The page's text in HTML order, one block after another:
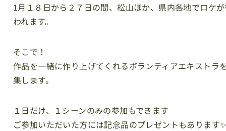
1月１８日から２７日の間、松山ほか、県内各地でロケ
われます。
そこで！
作品を一緒に作り上げてくれるボランティアエキストラ
集します。
１日だけ、１シーンのみの参加もできます
ご参加いただいた方には記念品のプレゼントもあります